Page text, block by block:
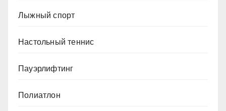
Лыжный спорт
Настольный теннис
Пауэрлифтинг
Полиатлон